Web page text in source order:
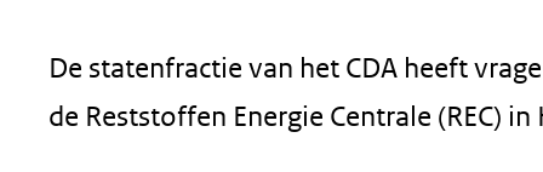
De statenfractie van het CDA heeft
de Reststoffen Energie Centrale (REC)